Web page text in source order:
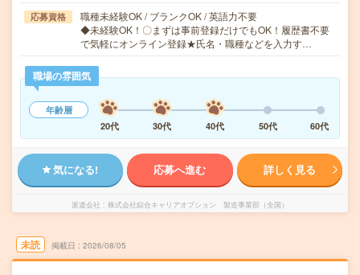
応募資格
職種未経験OK / ブランクOK / 英語力不要
◆未経験OK！〇まずは事前登録だけでもOK！履歴書不要
で気軽にオンライン登録★氏名・職種などを入力す…
職場の雰囲気
年齢層
20代
30代 40代 50代 60代
気になる! 応募へ進む 詳しく見る
派遣会社 株式会社綜合キャリアオプション 製造事業部（全国）
未読 掲載日 2026/08/05